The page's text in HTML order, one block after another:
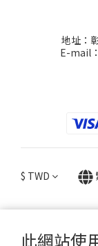
此網站使
地址：
E-mail
$ TWD